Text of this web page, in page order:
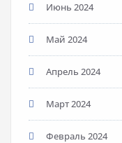
Июнь 2024
Май 2024
Апрель 2024
Март 2024
Февраль 2024